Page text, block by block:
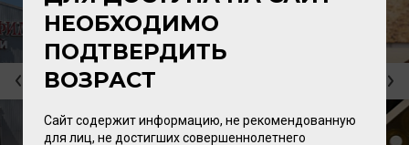
НЕОБХОДИМО
ПОДТВЕРДИТЬ
ВОЗРАСТ
Сайт содержит информацию, не рекомендованную
для лиц, не достигших совершеннолетнего